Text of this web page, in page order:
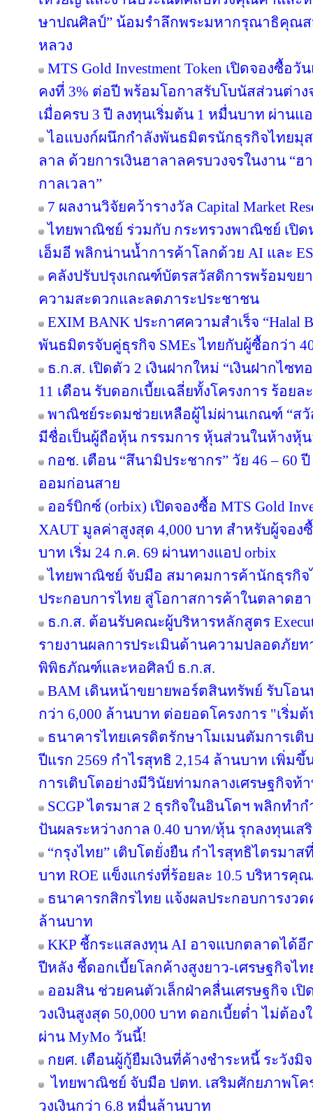
ษาปณศิลป์” น้อมรำลึกพระมหากรุณาธิคุณ
หลวง
MTS Gold Investment Token เปิดจองซื้อ
คงที่ 3% ต่อปี พร้อมโอกาสรับโบนัสส่วนต่า
เมื่อครบ 3 ปี ลงทุนเริ่มต้น 1 หมื่นบาท ผ่านแ
ไอแบงก์ผนึกกำลังพันธมิตรนักธุรกิจไทยมุ
ลาล ด้วยการเงินฮาลาลครบวงจรในงาน “
กาลเวลา”
7 ผลงานวิจัยคว้ารางวัล Capital Market
ไทยพาณิชย์ ร่วมกับ กระทรวงพาณิชย์ เปิด
เอ็มอี พลิกน่านน้ำการค้าโลกด้วย AI และ
คลังปรับปรุงเกณฑ์บัตรสวัสดิการพร้อมขย
ความสะดวกและลดภาระประชาชน
EXIM BANK ประกาศความสำเร็จ “Halal
พันธมิตรจับคู่ธุรกิจ SMEs ไทยกับผู้ซื้อกว่า
ธ.ก.ส. เปิดตัว 2 เงินฝากใหม่ “เงินฝากไซท
11 เดือน รับดอกเบี้ยเฉลี่ยทั้งโครงการ ร้อยล
พาณิชย์ระดมช่วยเหลือผู้ไม่ผ่านเกณฑ์ “ส
มีชื่อเป็นผู้ถือหุ้น กรรมการ หุ้นส่วนในห้างหุ้
กอช. เตือน “สึนามิประชากร” วัย 46 – 60
ออมก่อนสาย
ออร์บิกซ์ (orbix) เปิดจองซื้อ MTS Gold
XAUT มูลค่าสูงสุด 4,000 บาท สำหรับผู้จอง
บาท เริ่ม 24 ก.ค. 69 ผ่านทางแอป orbix
ไทยพาณิชย์ จับมือ สมาคมการค้านักธุรกิ
ประกอบการไทย สู่โอกาสการค้าในตลาดฮ
ธ.ก.ส. ต้อนรับคณะผู้บริหารหลักสูตร
รายงานผลการประเมินด้านความปลอดภัยท
พิพิธภัณฑ์และหอศิลป์ ธ.ก.ส.
BAM เดินหน้าขยายพอร์ตสินทรัพย์ รับโอ
กว่า 6,000 ล้านบาท ต่อยอดโครงการ "เริ่ม
ธนาคารไทยเครดิตรักษาโมเมนตัมการเติ
ปีแรก 2569 กำไรสุทธิ 2,154 ล้านบาท เพิ่ม
การเติบโตอย่างมีวินัยท่ามกลางเศรษฐกิจท้
SCGP ไตรมาส 2 ธุรกิจในอินโดฯ พลิกทำ
ปันผลระหว่างกาล 0.40 บาท/หุ้น รุกลงทุนเ
“กรุงไทย” เติบโตยั่งยืน กำไรสุทธิไตรมาส
บาท ROE แข็งแกร่งที่ร้อยละ 10.5 บริหาร
ธนาคารกสิกรไทย แจ้งผลประกอบการงวด
ล้านบาท
KKP ชี้กระแสลงทุน AI อาจแบกตลาดได้อี
ปีหลัง ชี้ดอกเบี้ยโลกค้างสูงยาว-เศรษฐกิจไท
ออมสิน ช่วยคนตัวเล็กฝ่าคลื่นเศรษฐกิจ เ
วงเงินสูงสุด 50,000 บาท ดอกเบี้ยต่ำ ไม่ต้
ผ่าน MyMo วันนี้!
กยศ. เตือนผู้กู้ยืมเงินที่ค้างชำระหนี้ ระวัง
ไทยพาณิชย์ จับมือ ปตท. เสริมศักยภาพโค
วงเงินกว่า 6.8 หมื่นล้านบาท